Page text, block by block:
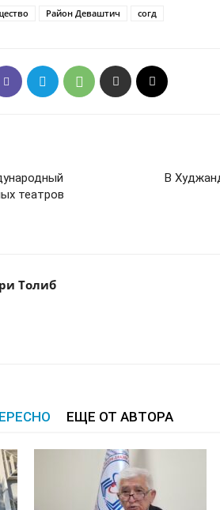
Район Деваштич согд
театров
В
Толиб
ЕЩЕ ОТ АВТОРА